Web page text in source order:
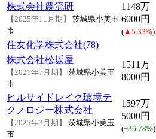
株式会社農流研
【2025年11月期】
茨城県小美玉
市
1148万
6000円
( ▲5.33%)
住友化学株式会社(78)
株式会社松坂屋
【2021年7月期】
茨城県小美玉
市
1511万
8000円
ヒルサイドレイク環境テ
クノロジー株式会社
【2025年3月期】
茨城県小美玉
市
1597万
5000円
(+36.78%)